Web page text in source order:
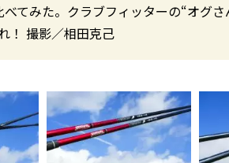
てみた。クラブフィッターの“オグさ
！ 撮影／相田克己